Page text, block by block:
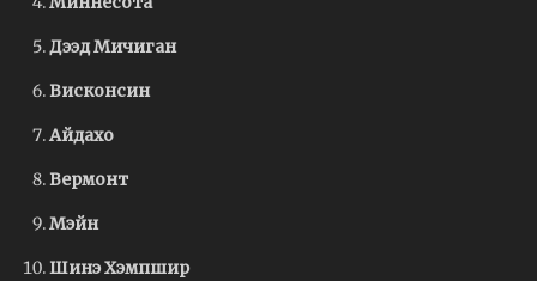
Дээд Мичиган
Висконсин
Айдахо
Вермонт
Мэйн
Шинэ Хэмпшир